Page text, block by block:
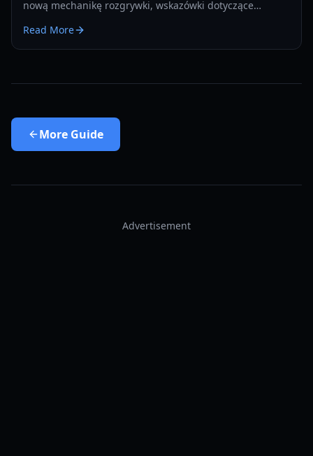
nową mechanikę rozgrywki, wskazówki dotyczące
premierę w 2026 roku.
Read More
More Guide
Advertisement